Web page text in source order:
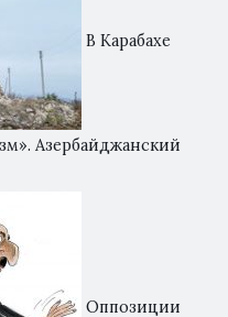
В Карабахе
Азербайджанский
Оппозиции